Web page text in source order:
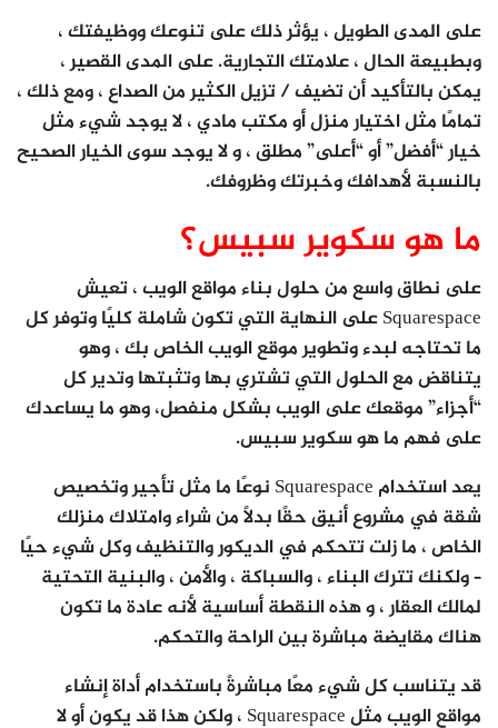
على المدى الطويل ، يؤثر ذلك على تنوعك ووظيفتك ،
وبطبيعة الحال ، علامتك التجارية. على المدى القصير ،
يمكن بالتأكيد أن تضيف / تزيل الكثير من الصداع ، ومع ذلك ،
تمامًا مثل اختيار منزل أو مكتب مادي ، لا يوجد شيء مثل
خيار “أفضل” أو “أعلى” مطلق ، و لا يوجد سوى الخيار الصحيح
بالنسبة لأهدافك وخبرتك وظروفك.
ما هو سكوير سبيس؟
على نطاق واسع من حلول بناء مواقع الويب ، تعيش
Squarespace على النهاية التي تكون شاملة كليًا وتوفر كل
ما تحتاجه لبدء وتطوير موقع الويب الخاص بك ، وهو
يتناقض مع الحلول التي تشتري بها وتثبتها وتدير كل
“أجزاء” موقعك على الويب بشكل منفصل، وهو ما يساعدك
على فهم ما هو سكوير سبيس.
يعد استخدام Squarespace نوعًا ما مثل تأجير وتخصيص
شقة في مشروع أنيق حقًا بدلاً من شراء وامتلاك منزلك
الخاص ، ما زلت تتحكم في الديكور والتنظيف وكل شيء حيًا
– ولكنك تترك البناء ، والسباكة ، والأمن ، والبنية التحتية
لمالك العقار ، و هذه النقطة أساسية لأنه عادة ما تكون
هناك مقايضة مباشرة بين الراحة والتحكم.
قد يتناسب كل شيء معًا مباشرةً باستخدام أداة إنشاء
مواقع الويب مثل Squarespace ، ولكن هذا قد يكون أو لا